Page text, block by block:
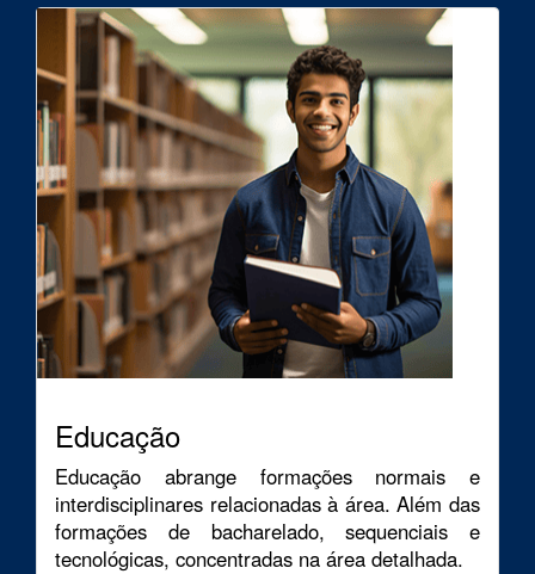
Educação
Educação abrange formações normais e
interdisciplinares relacionadas à área. Além das
formações de bacharelado, sequenciais e
tecnológicas, concentradas na área detalhada.